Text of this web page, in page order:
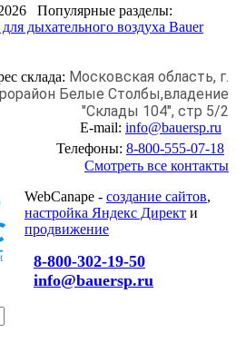
Популярные разделы:
дыхательного воздуха Bauer
склада: Московская область, г.
Белые Столбы,владение
"Склады 104", стр 5/2
E-mail: info@bauersp.ru
Телефоны: 8-800-555-07-18
Смотреть все контакты
WebCanape - создание сайтов,
настройка Яндекс Директ и
продвижение
8-800-302-19-50
info@bauersp.ru